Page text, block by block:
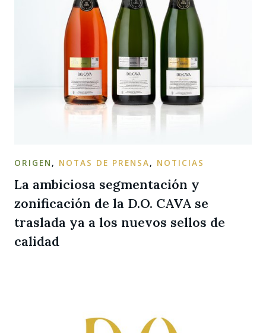
ORIGEN , NOTAS DE PRENSA, NOTICIAS
La ambiciosa segmentación y
zonificación de la D.O. CAVA se
traslada ya a los nuevos sellos de
calidad